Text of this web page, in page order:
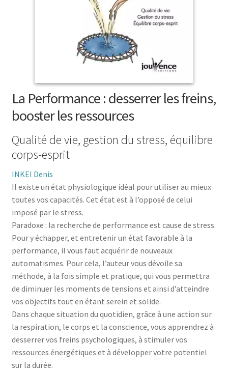
La Performance : desserrer les freins,
booster les ressources
Qualité de vie, gestion du stress, équilibre
corps-esprit
INKEI Denis
Il existe un état physiologique idéal pour utiliser au mieux
toutes vos capacités. Cet état est à l’opposé de celui
imposé par le stress.
Paradoxe : la recherche de performance est cause de stress.
Pour y échapper, et entretenir un état favorable à la
performance, il vous faut acquérir de nouveaux
automatismes. Pour cela, l’auteur vous dévoile sa
méthode, à la fois simple et pratique, qui vous permettra
de diminuer les moments de tensions et ainsi d’atteindre
vos objectifs tout en étant serein et solide.
Dans chaque situation du quotidien, grâce à une action sur
la respiration, le corps et la conscience, vous apprendrez à
desserrer vos freins psychologiques, à stimuler vos
ressources énergétiques et à développer votre potentiel
sur la durée.